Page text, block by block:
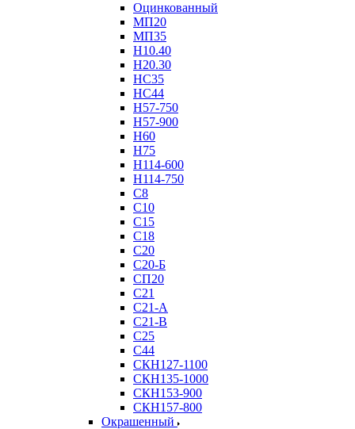
Оцинкованный
МП20
МП35
Н10.40
Н20.30
НС35
НС44
Н57-750
Н57-900
Н60
Н75
Н114-600
Н114-750
С8
С10
С15
С18
С20
С20-Б
СП20
С21
С21-А
С21-В
С25
С44
СКН127-1100
СКН135-1000
СКН153-900
СКН157-800
Окрашенный